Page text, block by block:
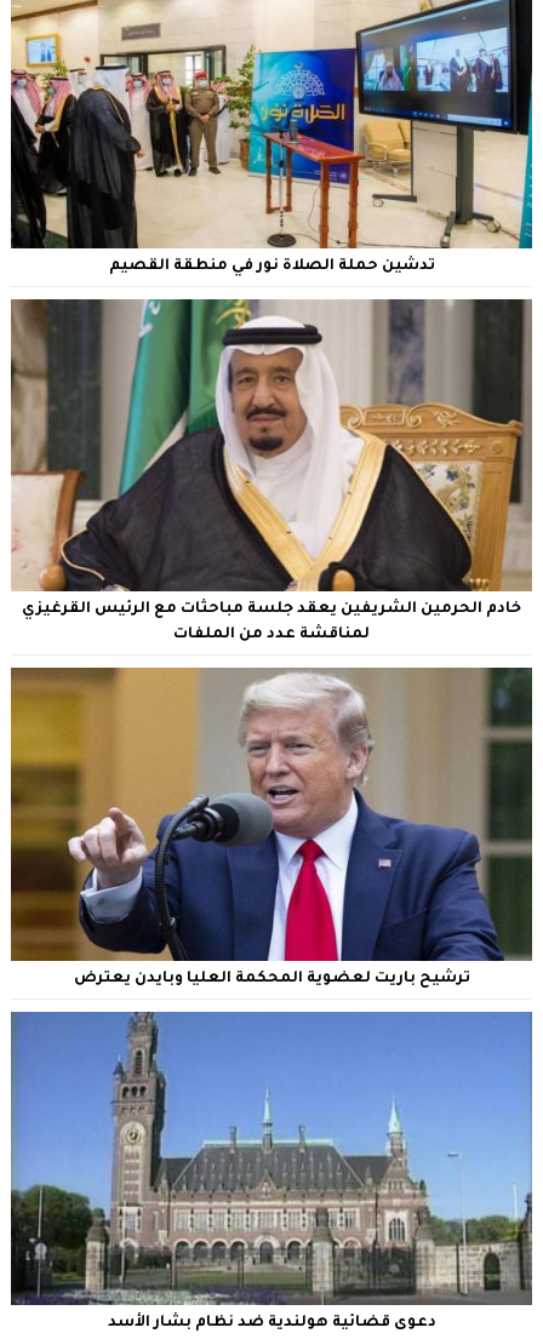
تدشين حملة الصلاة نور في منطقة القصيم
خادم الحرمين الشريفين يعقد جلسة مباحثات مع الرئيس القرغيزي
لمناقشة عدد من الملفات
ترشيح باريت لعضوية المحكمة العليا وبايدن يعترض
دعوى قضائية هولندية ضد نظام بشار الأسد